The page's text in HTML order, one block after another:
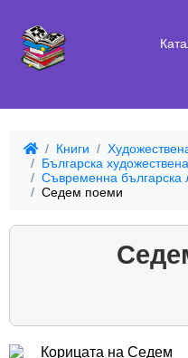
Книги
Българска
Съвременна българска
Седем поеми